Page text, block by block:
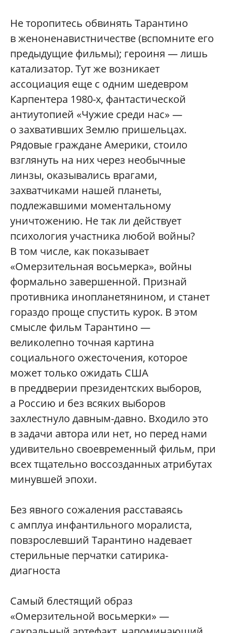
Не торопитесь обвинять Тарантино
в женоненавистничестве (вспомните его
предыдущие фильмы); героиня — лишь
катализатор. Тут же возникает
ассоциация еще с одним шедевром
Карпентера 1980-х, фантастической
антиутопией «Чужие среди нас» —
о захвативших Землю пришельцах.
Рядовые граждане Америки, стоило
взглянуть на них через необычные
линзы, оказывались врагами,
захватчиками нашей планеты,
подлежавшими моментальному
уничтожению. Не так ли действует
психология участника любой войны?
В том числе, как показывает
«Омерзительная восьмерка», войны
формально завершенной. Признай
противника инопланетянином, и станет
гораздо проще спустить курок. В этом
смысле фильм Тарантино —
великолепно точная картина
социального ожесточения, которое
может только ожидать США
в преддверии президентских выборов,
а Россию и без всяких выборов
захлестнуло давным-давно. Входило это
в задачи автора или нет, но перед нами
удивительно своевременный фильм, при
всех тщательно воссозданных атрибутах
минувшей эпохи.
Без явного сожаления расставаясь
с амплуа инфантильного моралиста,
повзрослевший Тарантино надевает
стерильные перчатки сатирика-
диагноста
Самый блестящий образ
«Омерзительной восьмерки» —